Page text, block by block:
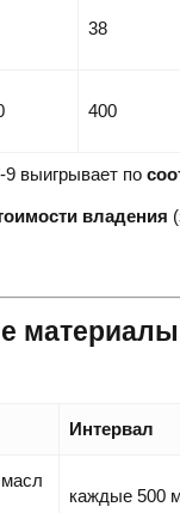
38
400
9 выигрывает по
владения
Интервал
каждые 500